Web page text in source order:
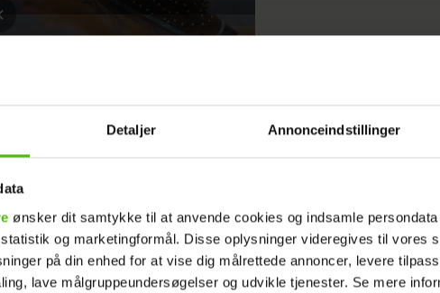
Detaljer Annonceindstillinger
ønsker dit samtykke til at anvende cookies og indsamle
og marketingformål. Disse oplysninger videregives til vores
på din enhed for at vise dig målrettede annoncer, levere
lave målgruppeundersøgelser og udvikle tjenester. Se mere